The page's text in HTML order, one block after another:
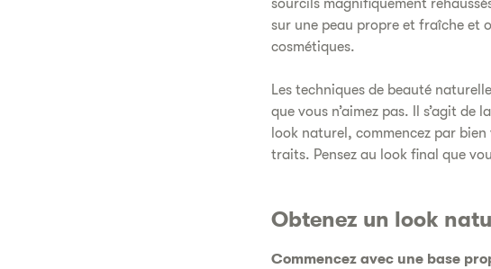
sourcils magnifiquement
sur une peau propre et fraîche et
cosmétiques.
Les techniques de beauté
que vous n’aimez pas. Il s’agit
look naturel, commencez par
traits. Pensez au look final que
Obtenez un look
Commencez avec une base